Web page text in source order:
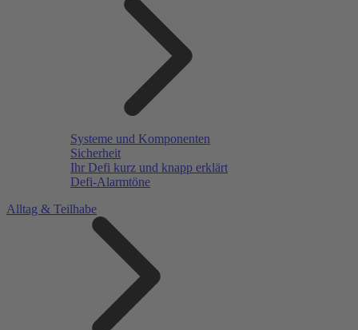
Systeme und Komponenten
Sicherheit
Ihr Defi kurz und knapp erklärt
Defi-Alarmtöne
Alltag & Teilhabe